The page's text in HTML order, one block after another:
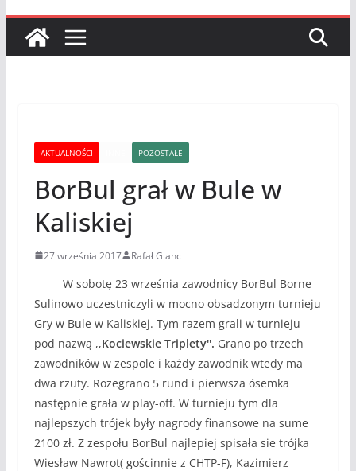
AKTUALNOŚCI POZOSTAŁE
BorBul grał w Bule w
Kaliskiej
27 września 2017 Rafał Glanc
W sobotę 23 września zawodnicy BorBul Borne
Sulinowo uczestniczyli w mocno obsadzonym turnieju
Gry w Bule w Kaliskiej. Tym razem grali w turnieju
pod nazwą ,,Kociewskie Triplety''. Grano po trzech
zawodników w zespole i każdy zawodnik wtedy ma
dwa rzuty. Rozegrano 5 rund i pierwsza ósemka
następnie grała w play-off. W turnieju tym dla
najlepszych trójek były nagrody finansowe na sume
2100 zł. Z zespołu BorBul najlepiej spisała sie trójka
Wiesław Nawrot( gościnnie z CHTP-F), Kazimierz